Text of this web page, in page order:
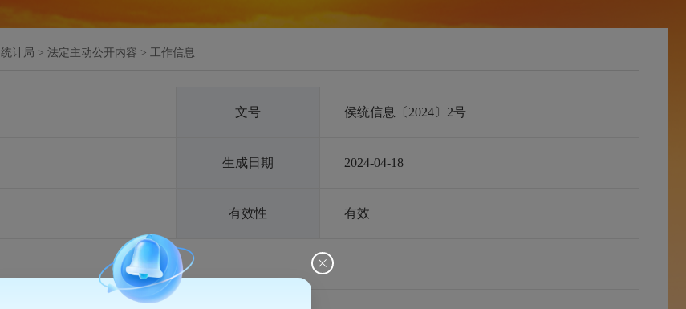
统计局 > 法定主动公开内容 > 工作信息
文号 侯统信息〔2024〕2号
生成日期 2024-04-18
有效性 有效